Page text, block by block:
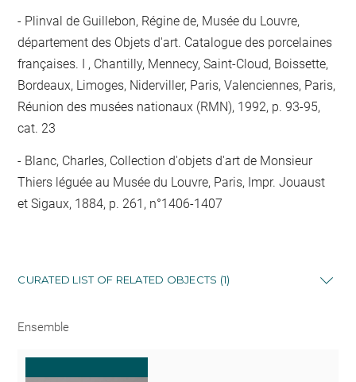
Plinval de Guillebon, Régine de, Musée du Louvre,
département des Objets d'art. Catalogue des porcelaines
françaises. I , Chantilly, Mennecy, Saint-Cloud, Boissette,
Bordeaux, Limoges, Niderviller, Paris, Valenciennes, Paris,
Réunion des musées nationaux (RMN), 1992, p. 93-95,
cat. 23
Blanc, Charles, Collection d'objets d'art de Monsieur
Thiers léguée au Musée du Louvre, Paris, Impr. Jouaust
et Sigaux, 1884, p. 261, n°1406-1407
CURATED LIST OF RELATED OBJECTS (1)
Ensemble